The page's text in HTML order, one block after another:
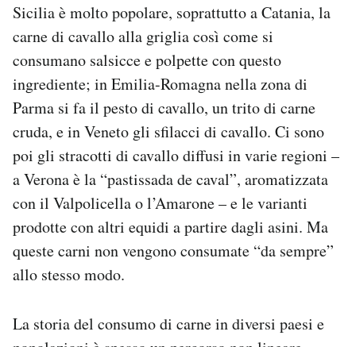
Sicilia è molto popolare, soprattutto a Catania, la
carne di cavallo alla griglia così come si
consumano salsicce e polpette con questo
ingrediente; in Emilia-Romagna nella zona di
Parma si fa il pesto di cavallo, un trito di carne
cruda, e in Veneto gli sfilacci di cavallo. Ci sono
poi gli stracotti di cavallo diffusi in varie regioni –
a Verona è la “pastissada de caval”, aromatizzata
con il Valpolicella o l’Amarone – e le varianti
prodotte con altri equidi a partire dagli asini. Ma
queste carni non vengono consumate “da sempre”
allo stesso modo.
La storia del consumo di carne in diversi paesi e